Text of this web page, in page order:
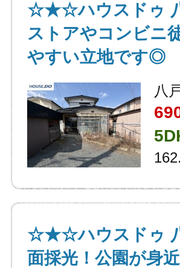
☆★☆ハウスドゥ
ストアやコンビニ
やすい立地です◎
八
☆★☆ハウスドゥ
面採光！公園が身